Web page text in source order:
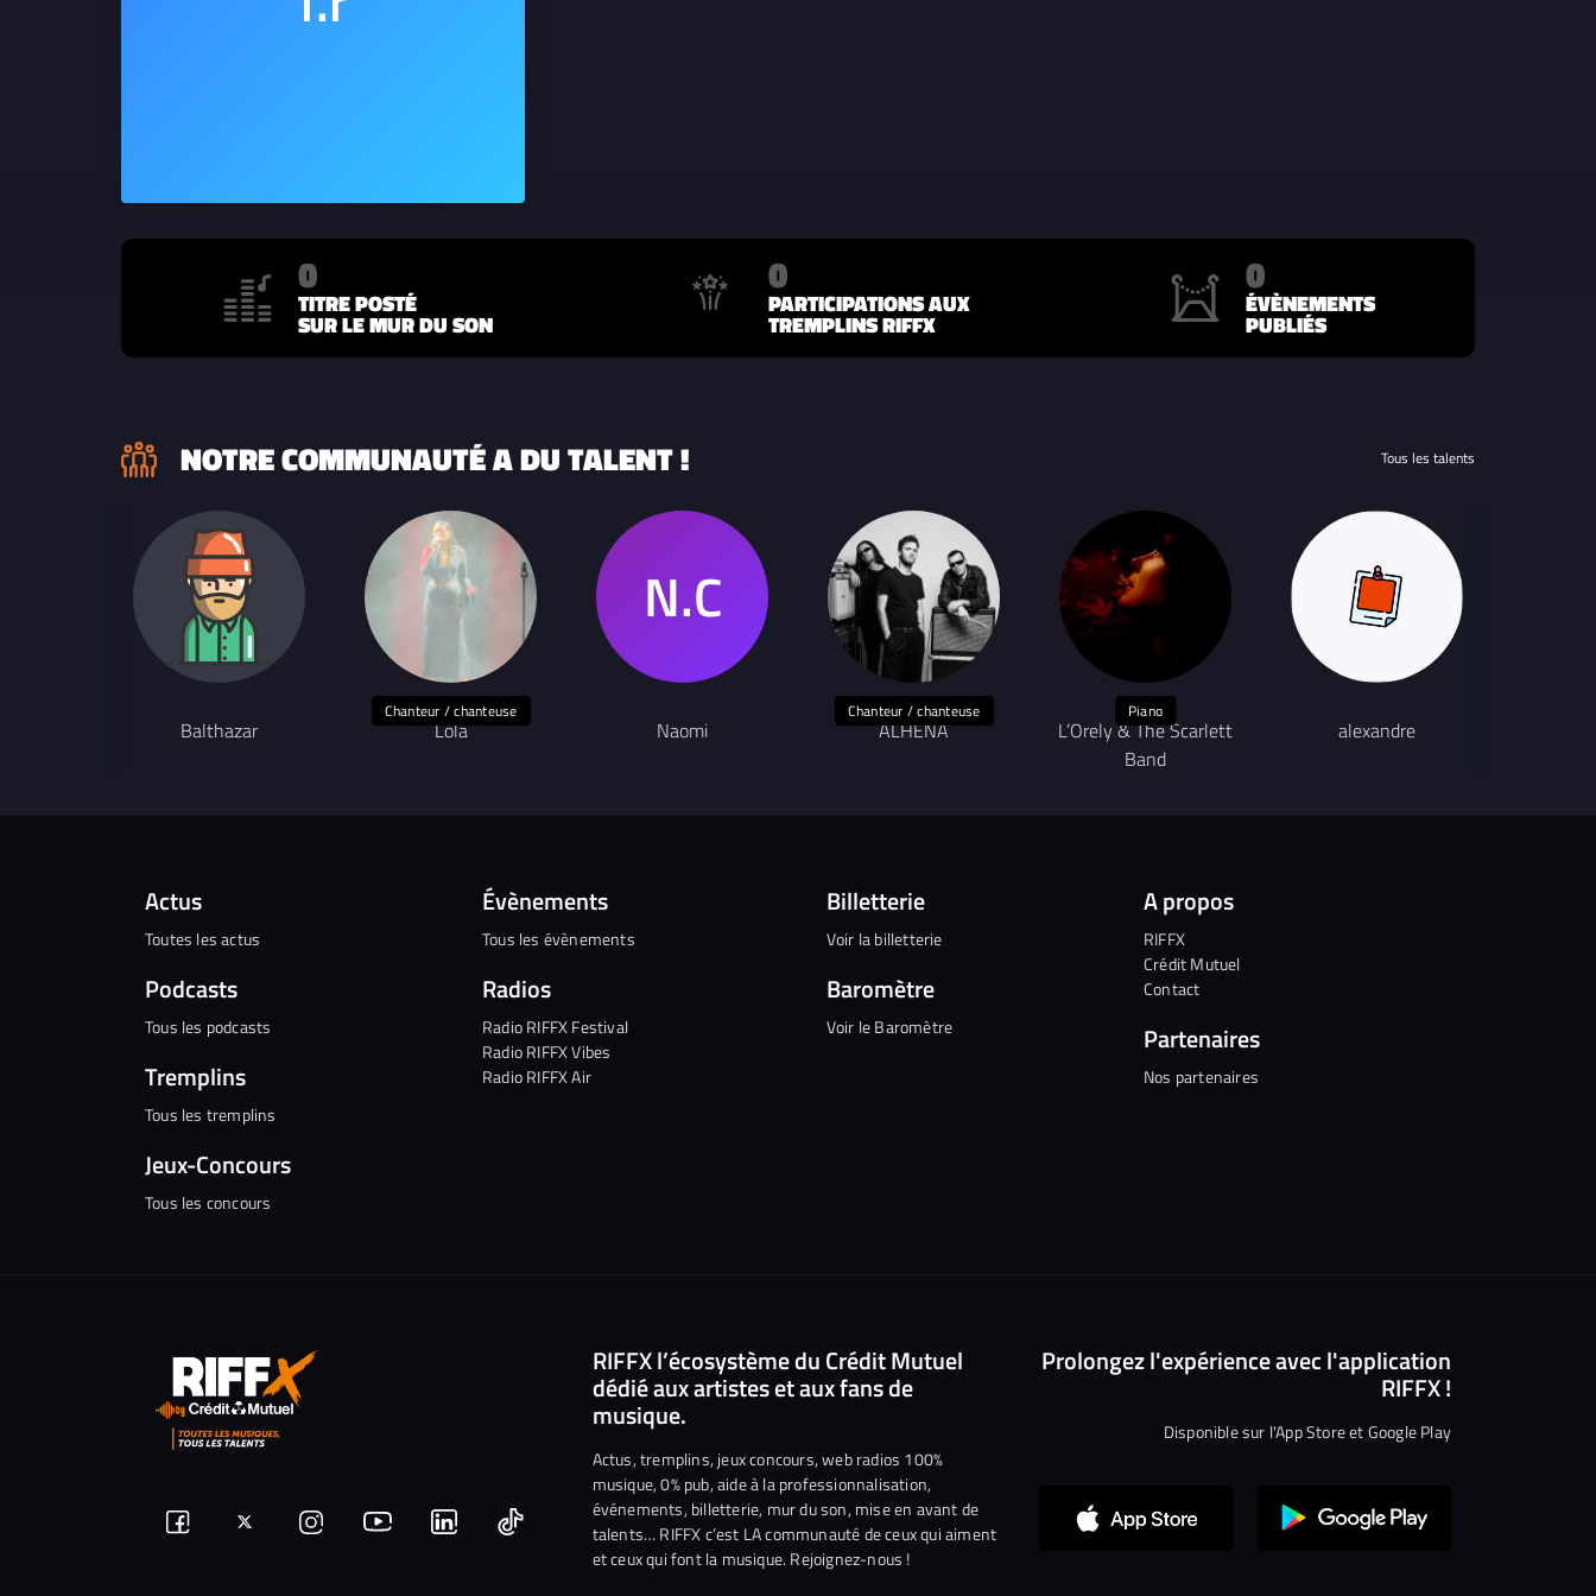
0
TITRE POSTÉ
SUR LE MUR DU SON
0
PARTICIPATIONS AUX
TREMPLINS RIFFX
0
ÉVÈNEMENTS
PUBLIÉS
NOTRE COMMUNAUTÉ A DU TALENT ! Tous les talents
Balthazar
Chanteur / chanteuse
Lola Naomi
Chanteur / chanteuse
ALHENA
Piano
L’Orely & The Scarlett
Band
alexandre
Actus
Toutes les actus
Podcasts
Tous les podcasts
Tremplins
Tous les tremplins
Jeux-Concours
Tous les concours
Évènements
Tous les évènements
Radios
Radio RIFFX Festival
Radio RIFFX Vibes
Radio RIFFX Air
Billetterie
Voir la billetterie
Baromètre
Voir le Baromètre
A propos
RIFFX
Crédit Mutuel
Contact
Partenaires
Nos partenaires
Suivez-Suivez-Nous
NousNous Nous
RIFFX l’écosystème du Crédit Mutuel
dédié aux artistes et aux fans de
musique.
Actus, tremplins, jeux concours, web radios 100%
musique, 0% pub, aide à la professionnalisation,
événements, billetterie, mur du son, mise en avant de
talents… RIFFX c’est LA communauté de ceux qui aiment
et ceux qui font la musique. Rejoignez-nous !
Prolongez l'expérience avec l'application
RIFFX !
Disponible sur l'App Store et Google Play